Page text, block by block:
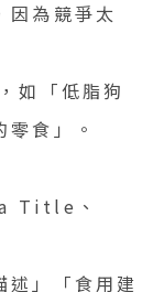
因為競爭太
，如「低脂狗
食」。
Title、
述」「食用建